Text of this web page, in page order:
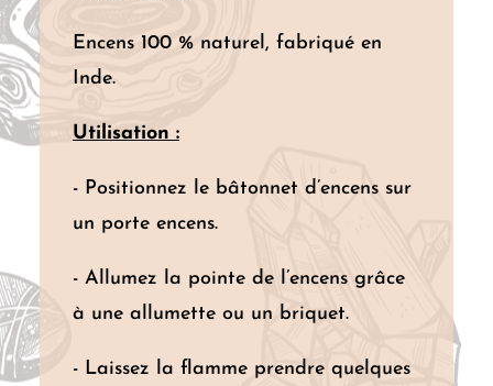
Encens 100 % naturel, fabriqué en
Inde.
Utilisation :
- Positionnez le bâtonnet d’encens sur
un porte encens.
- Allumez la pointe de l’encens grâce
à une allumette ou un briquet.
- Laissez la flamme prendre quelques